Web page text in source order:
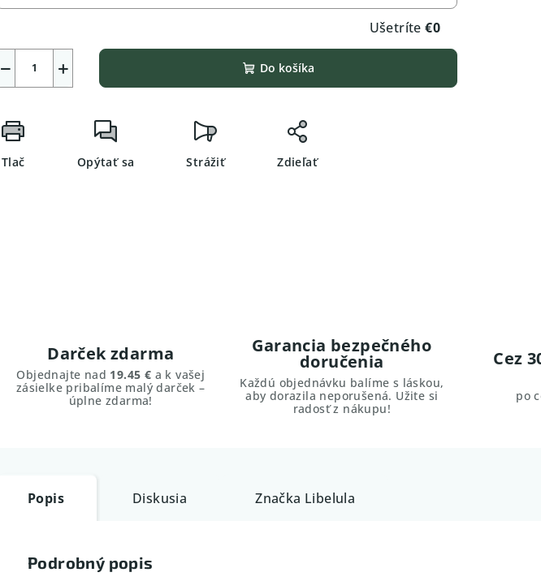
Ušetríte€0
+
− Do košíka
Tlač Opýtať sa Strážiť Zdieľať
Darček zdarma
Objednajte nad 19.45 € a k vašej
zásielke pribalíme malý darček –
úplne zdarma!
Garancia bezpečného
doručenia
Každú objednávku balíme s láskou,
aby dorazila neporušená. Užite si
radosť z nákupu!
Cez
po
Popis Diskusia Značka Libelula
Podrobný popis